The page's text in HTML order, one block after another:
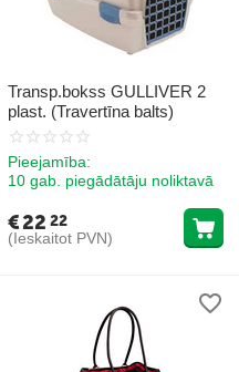
Transp.bokss GULLIVER 2
plast. (Travertīna balts)
Pieejamība:
10 gab. piegādātāju noliktavā
€22 22
(Ieskaitot PVN)